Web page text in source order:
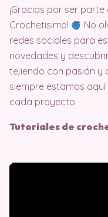
¡Gracias por ser
Crochetisimo!
No
redes sociales para
novedades y
tejiendo con pasión y
siempre estamos
cada proyecto.
Tutoriales de